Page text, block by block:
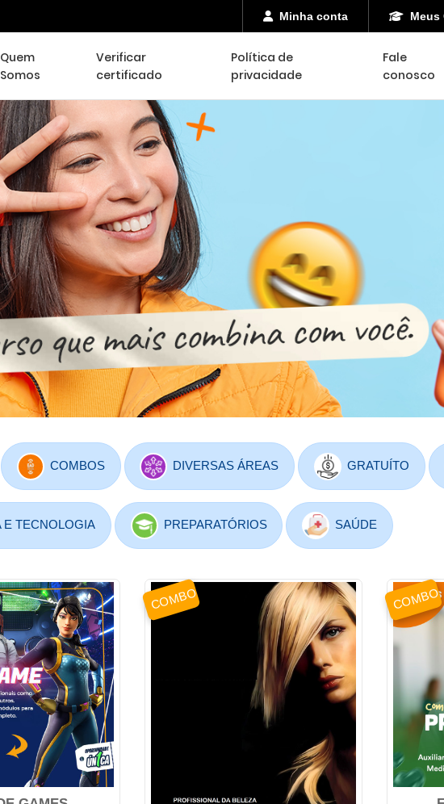
Minha conta Meus
Quem
Somos
Verificar
certificado
Política de
privacidade
Fale
conosco
COMBOS DIVERSAS ÁREAS GRATUÍTO
E TECNOLOGIA PREPARATÓRIOS SAÚDE
COMBO COMBO